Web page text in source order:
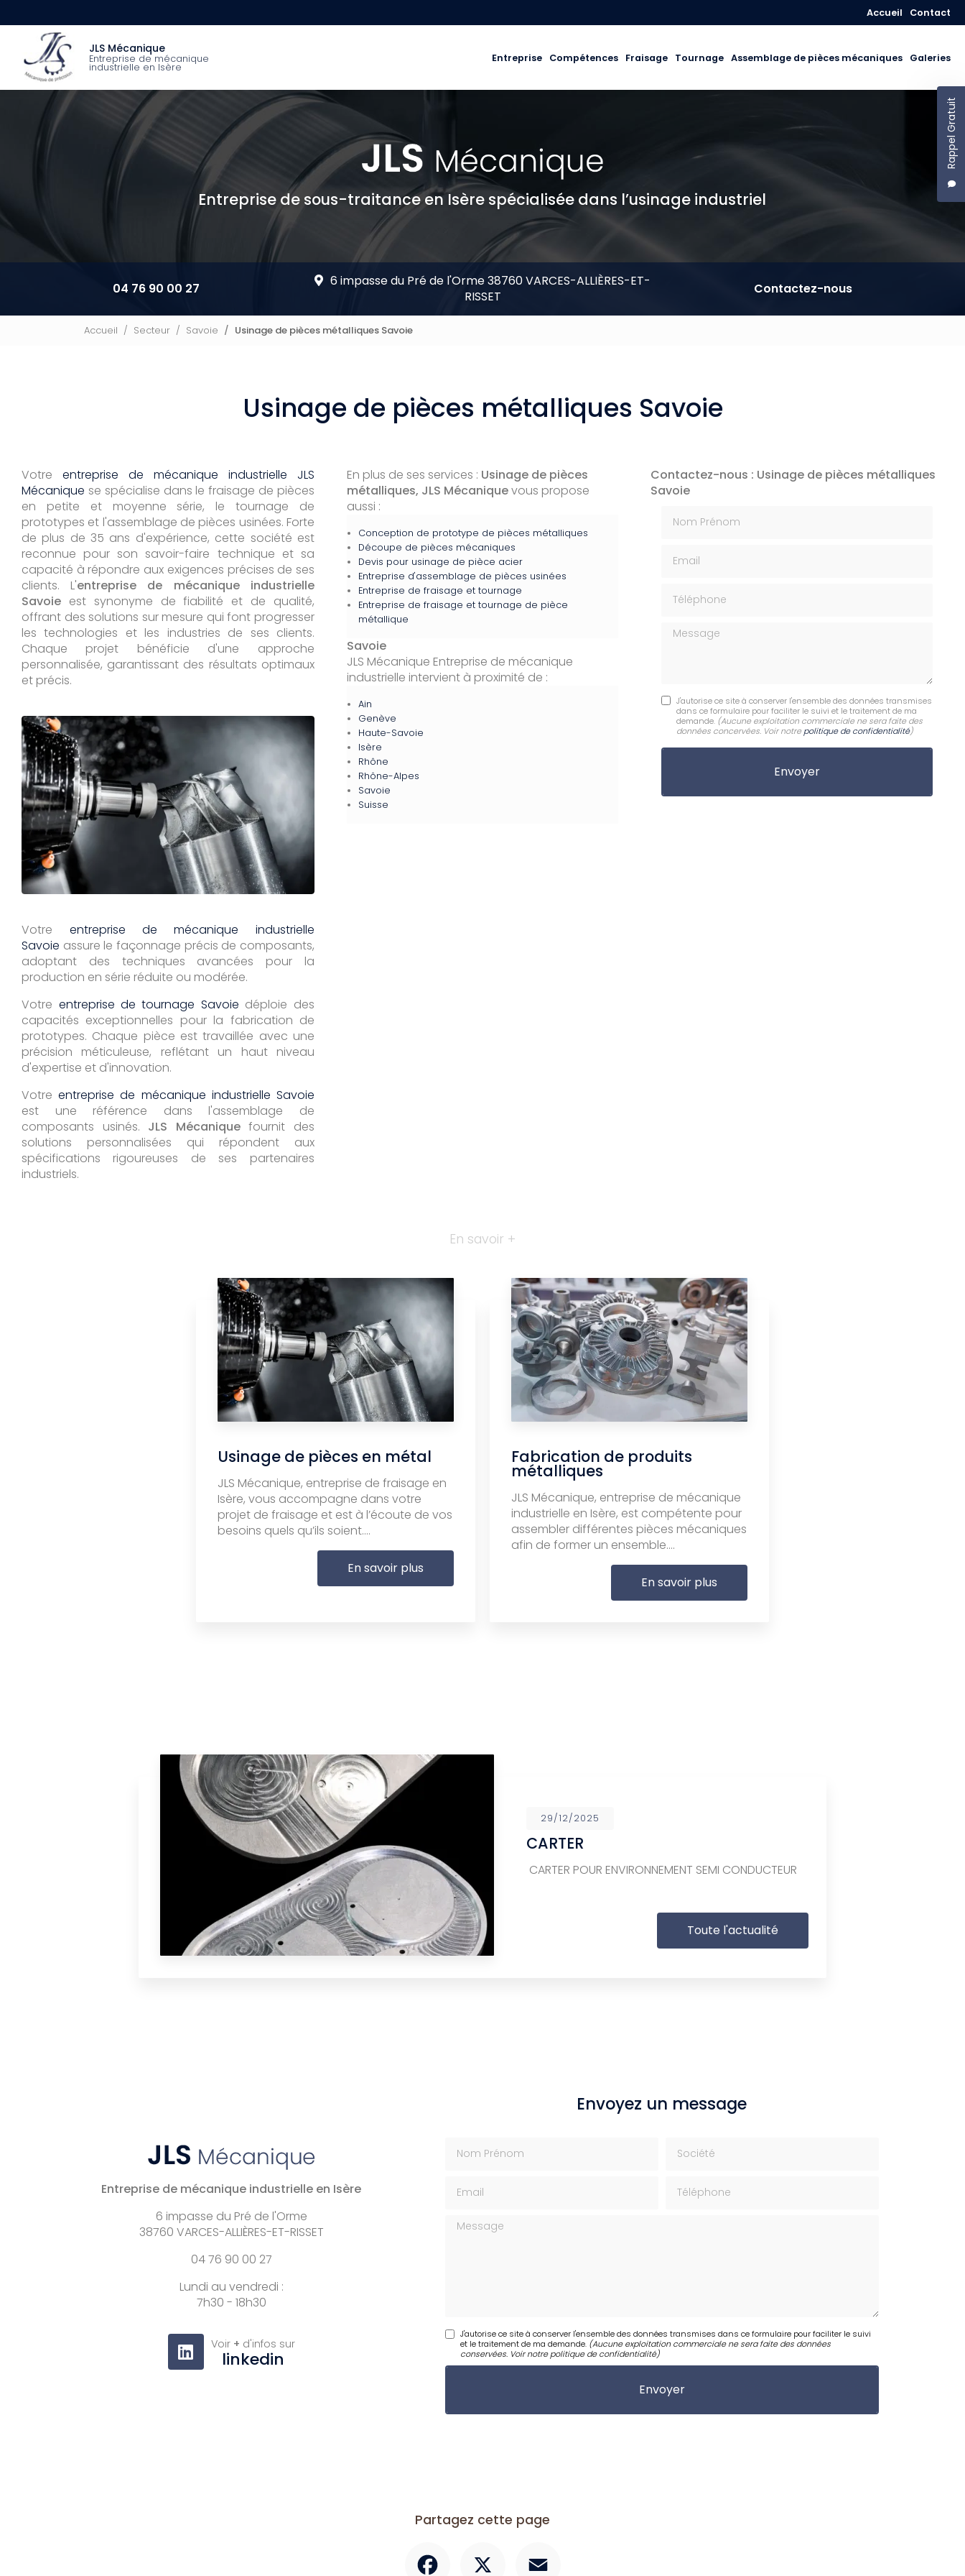
au
contenu
principal
Navigation
Accueil Contact
JLS Mécanique
Entreprise de mécanique
industrielle en Isère
Rappel Gratuit
Entreprise Compétences Fraisage Tournage Assemblage de pièces mécaniques Galeries
Entreprise de sous-traitance en Isère spécialisée dans l’usinage industriel
04 76 90 00 27
6 impasse du Pré de l'Orme 38760 VARCES-ALLIÈRES-ET-
RISSET
Contactez-nous
Accueil Secteur Savoie Usinage de pièces métalliques Savoie
Usinage de pièces métalliques Savoie
Votre entreprise de mécanique industrielle JLS
Mécanique se spécialise dans le fraisage de pièces
en petite et moyenne série, le tournage de
prototypes et l'assemblage de pièces usinées. Forte
de plus de 35 ans d'expérience, cette société est
reconnue pour son savoir-faire technique et sa
capacité à répondre aux exigences précises de ses
clients. L'entreprise de mécanique industrielle
Savoie est synonyme de fiabilité et de qualité,
offrant des solutions sur mesure qui font progresser
les technologies et les industries de ses clients.
Chaque projet bénéficie d'une approche
personnalisée, garantissant des résultats optimaux
et précis.
Votre entreprise de mécanique industrielle
Savoie assure le façonnage précis de composants,
adoptant des techniques avancées pour la
production en série réduite ou modérée.
Votre entreprise de tournage Savoie déploie des
capacités exceptionnelles pour la fabrication de
prototypes. Chaque pièce est travaillée avec une
précision méticuleuse, reflétant un haut niveau
d'expertise et d'innovation.
Votreentreprise de mécanique industrielle Savoie
est une référence dans l'assemblage de
composants usinés. JLS Mécaniquefournit des
solutions personnalisées qui répondent aux
spécifications rigoureuses de ses partenaires
industriels.
En plus de ses services : Usinage de pièces
métalliques, JLS Mécaniquevous propose
aussi :
Conception de prototype de pièces métalliques
Découpe de pièces mécaniques
Devis pour usinage de pièce acier
Entreprise d'assemblage de pièces usinées
Entreprise de fraisage et tournage
Entreprise de fraisage et tournage de pièce
métallique
Savoie
JLS Mécanique Entreprise de mécanique
industrielle intervient à proximité de :
Ain
Genève
Haute-Savoie
Isère
Rhône
Rhône-Alpes
Savoie
Suisse
Contactez-nous : Usinage de pièces métalliques
Savoie
Message
J'autorise ce site à conserver l'ensemble des données transmises
dans ce formulaire pour faciliter le suivi et le traitement de ma
demande. (Aucune exploitation commerciale ne sera faite des
données concervées. Voir notre politique de confidentialité)
En savoir +
Usinage de pièces en métal
JLS Mécanique, entreprise de fraisage en
Isère, vous accompagne dans votre
projet de fraisage et est à l’écoute de vos
besoins quels qu’ils soient....
En savoir plus
Fabrication de produits
métalliques
JLS Mécanique, entreprise de mécanique
industrielle en Isère, est compétente pour
assembler différentes pièces mécaniques
afin de former un ensemble....
En savoir plus
29/12/2025
CARTER
CARTER POUR ENVIRONNEMENT SEMI CONDUCTEUR
Toute l'actualité
Entreprise de mécanique industrielle en Isère
6 impasse du Pré de l'Orme
38760 VARCES-ALLIÈRES-ET-RISSET
04 76 90 00 27
Lundi au vendredi :
7h30 - 18h30
Voir + d'infos sur
linkedin
Envoyez un message
Message
J'autorise ce site à conserver l'ensemble des données transmises dans ce formulaire pour faciliter le suivi
et le traitement de ma demande. (Aucune exploitation commerciale ne sera faite des données
conservées. Voir notrepolitique de confidentialité)
Partagez cette page